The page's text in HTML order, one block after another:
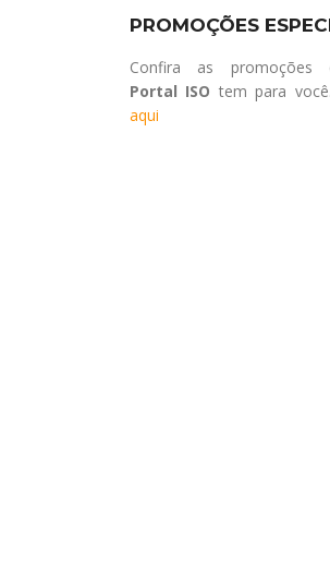
PROMOÇÕES
Confira as
Portal ISO tem para você.
aqui